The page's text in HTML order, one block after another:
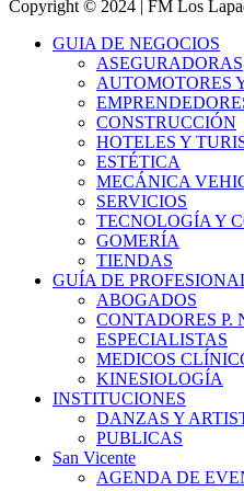
Copyright © 2024 | FM Los
GUIA DE NEGOCIOS
ASEGURADORAS
AUTOMOTORES
CONSTRUCCIÓN
HOTELES Y
ESTÉTICA
MECÁNICA
SERVICIOS
TECNOLOGÍA Y
GOMERÍA
TIENDAS
GUÍA DE
ABOGADOS
CONTADORES P.
ESPECIALISTAS
MEDICOS
KINESIOLOGÍA
INSTITUCIONES
DANZAS Y
PUBLICAS
San Vicente
AGENDA DE